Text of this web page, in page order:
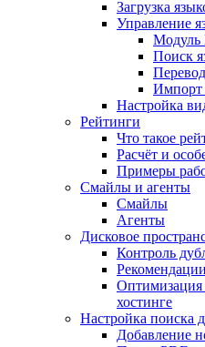
Загрузка
Управление
Mодуль
Поиск
Импорт
Настройка
Рейтинги
Что такое
Расчёт и
Примеры
Смайлы и агенты
Смайлы
Агенты
Дисковое
Контроль
Оптимизация
хостинге
Настройка поиска
Добавление